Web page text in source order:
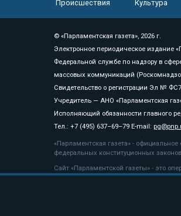
Происшествия
Культура
© «Парламентская газета», 2026 г.
Электронное периодическое издание
Федеральной службе по надзору в
массовых коммуникаций
Свидетельство о регистрации Эл №
Учредитель — АНО «Парламентская
Исполняющий обязанности главного
Тел.: +7 (495) 637–69–79 E-mail:
«Парламентская газета» -
федеральных конституционных
Сайт «Парламентской газеты» - это
«Парламентской газеты» активная